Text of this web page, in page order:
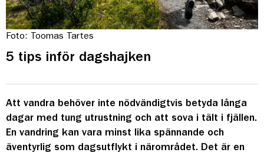
Foto: Toomas Tartes
5 tips inför dagshajken
Att vandra behöver inte nödvändigtvis betyda långa
dagar med tung utrustning och att sova i tält i fjällen.
En vandring kan vara minst lika spännande och
äventyrlig som dagsutflykt i närområdet. Det är en